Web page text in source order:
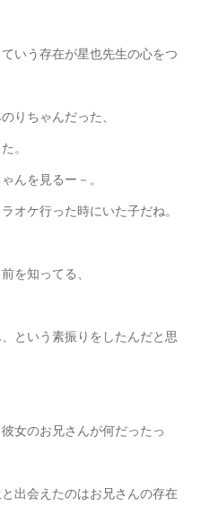
いう存在が星也先生の心をつ
りちゃんだった、
。
んを見るー－。
オケ行った時にいた子だね。
を知ってる、
という素振りをしたんだと思
女のお兄さんが何だったっ
出会えたのはお兄さんの存在